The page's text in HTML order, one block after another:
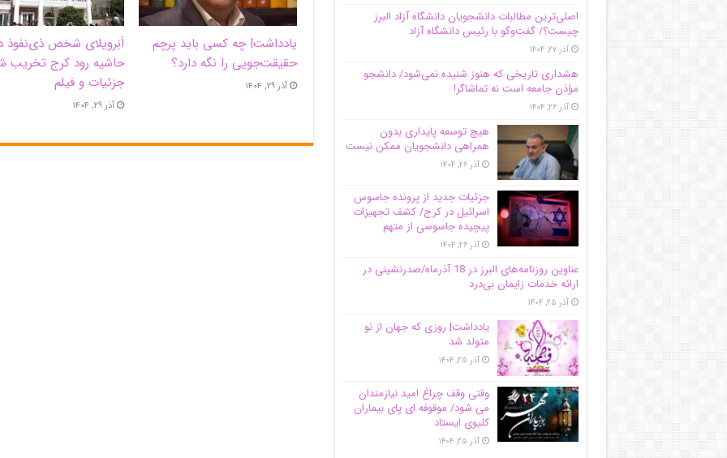
یادداشت| ‌چه کسی باید پرچم
حقیقت‌جویی را نگه دارد؟
آذر ۲۹, ۱۴۰۴
اَبَر‌ویلای شخص ذی‌نفوذ
حاشیه‌ رود کرج تخریب
جزئیات و فیلم
آذر ۲۹, ۱۴۰۴
اصلی‌ترین مطالبات دانشجویان دانشگاه آزاد البرز
چیست؟/ گفت‌وگو با رئیس دانشگاه آز‌اد
آذر ۲۷, ۱۴۰۴
هشداری تاریخی که هنوز شنیده نمی‌شود/ دانشجو
مؤذن جامعه است نه تماشاگر!
آذر ۲۶, ۱۴۰۴
هیچ توسعه پایداری بدون
همراهی دانشجویان ممکن نیست
آذر ۲۶, ۱۴۰۴
جزئیات جدید از پرونده جاسوس
اسرائیل در کرج/‌ کشف تجهیزات
پیچیده جاسوسی از متهم
آذر ۲۶, ۱۴۰۴
عناوین روزنامه‌های البرز در ‌18 آذرماه/صدرنشینی در
ارائه خدمات زایمان بی‌درد
آذر ۲۵, ۱۴۰۴
یادداشت| روزی که جهان از نو
متولد شد
آذر ۲۵, ۱۴۰۴
وقتی وقف چراغ امید نیازمندان
می شود/ موقوفه ای پای بیماران
کلیوی ایستاد
آذر ۲۵, ۱۴۰۴